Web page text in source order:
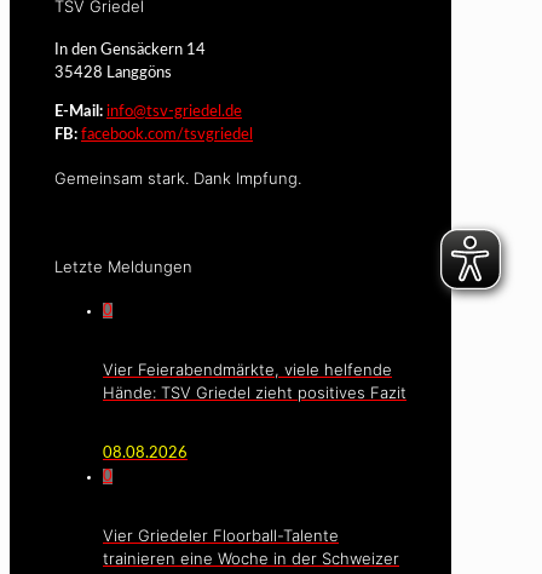
TSV Griedel
In den Gensäckern 14
35428 Langgöns
E-Mail: info@tsv-griedel.de
FB: facebook.com/tsvgriedel
Gemeinsam stark. Dank Impfung.
Letzte Meldungen
0
Vier Feierabendmärkte, viele helfende
Hände: TSV Griedel zieht positives Fazit
08.08.2026
0
Vier Griedeler Floorball-Talente
trainieren eine Woche in der Schweizer